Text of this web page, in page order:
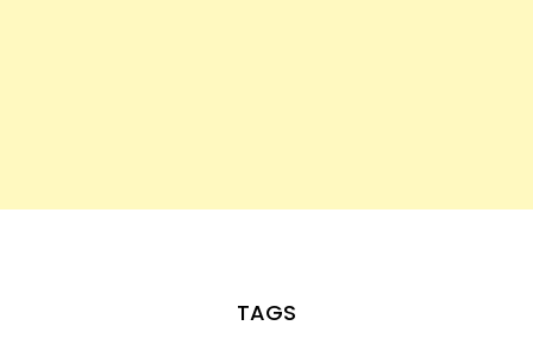
TAGS